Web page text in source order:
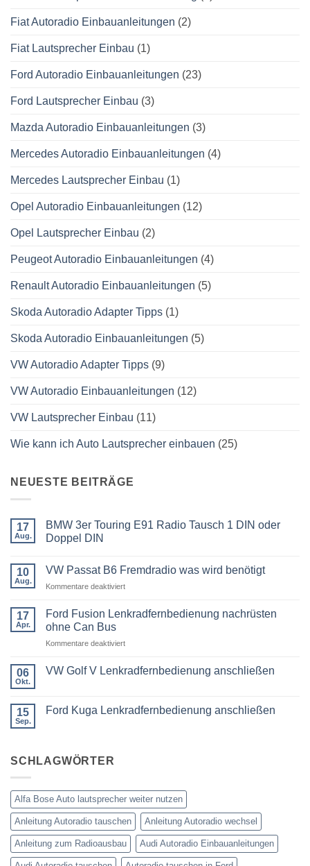
Fiat Autoradio Einbauanleitungen (2)
Fiat Lautsprecher Einbau (1)
Ford Autoradio Einbauanleitungen (23)
Ford Lautsprecher Einbau (3)
Mazda Autoradio Einbauanleitungen (3)
Mercedes Autoradio Einbauanleitungen (4)
Mercedes Lautsprecher Einbau (1)
Opel Autoradio Einbauanleitungen (12)
Opel Lautsprecher Einbau (2)
Peugeot Autoradio Einbauanleitungen (4)
Renault Autoradio Einbauanleitungen (5)
Skoda Autoradio Adapter Tipps (1)
Skoda Autoradio Einbauanleitungen (5)
VW Autoradio Adapter Tipps (9)
VW Autoradio Einbauanleitungen (12)
VW Lautsprecher Einbau (11)
Wie kann ich Auto Lautsprecher einbauen (25)
NEUESTE BEITRÄGE
17
Aug.
BMW 3er Touring E91 Radio Tausch 1 DIN oder
Doppel DIN
zu
3er
Radio
Tausch
1
DIN
DIN
10
Aug.
VW Passat B6 Fremdradio was wird benötigt
Kommentare deaktiviertfür
Passat
was
benötigt
17
Apr.
Ford Fusion Lenkradfernbedienung nachrüsten
ohne Can Bus
Kommentare deaktiviertfür
Fusion
Can
06
Okt.
VW Golf V Lenkradfernbedienung anschließen
VW
15
Sep.
Ford Kuga Lenkradfernbedienung anschließen
Kuga
SCHLAGWÖRTER
Alfa Bose Auto lautsprecher weiter nutzen
Anleitung Autoradio tauschen Anleitung Autoradio wechsel
Anleitung zum Radioausbau Audi Autoradio Einbauanleitungen